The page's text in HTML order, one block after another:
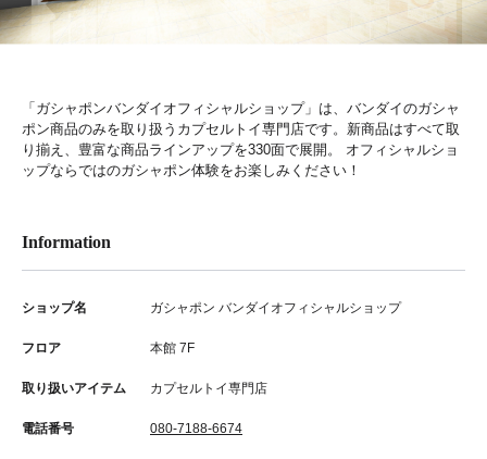
「ガシャポンバンダイオフィシャルショップ」は、バンダイのガシャ
ポン商品のみを取り扱うカプセルトイ専門店です。新商品はすべて取
り揃え、豊富な商品ラインアップを330面で展開。 オフィシャルショ
ップならではのガシャポン体験をお楽しみください！
Information
ショップ名 ガシャポン バンダイオフィシャルショップ
フロア 本館 7F
取り扱いアイテム カプセルトイ専門店
電話番号 080-7188-6674